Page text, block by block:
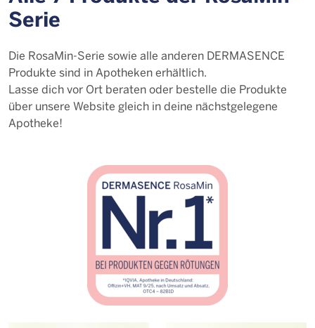
Serie
Die RosaMin-Serie sowie alle anderen DERMASENCE
Produkte sind in Apotheken erhältlich.
Lasse dich vor Ort beraten oder bestelle die Produkte
über unsere Website gleich in deine nächstgelegene
Apotheke!